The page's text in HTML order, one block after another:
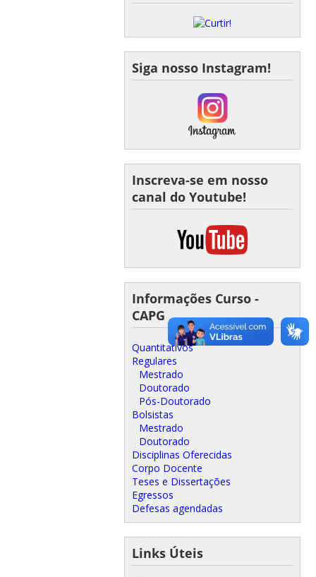
Siga nosso Instagram!
Inscreva-se em nosso
canal do Youtube!
Informações Curso -
CAPG
Quantitativos
Regulares
Mestrado
Doutorado
Pós-Doutorado
Bolsistas
Mestrado
Doutorado
Disciplinas Oferecidas
Corpo Docente
Teses e Dissertações
Egressos
Defesas agendadas
Links Úteis